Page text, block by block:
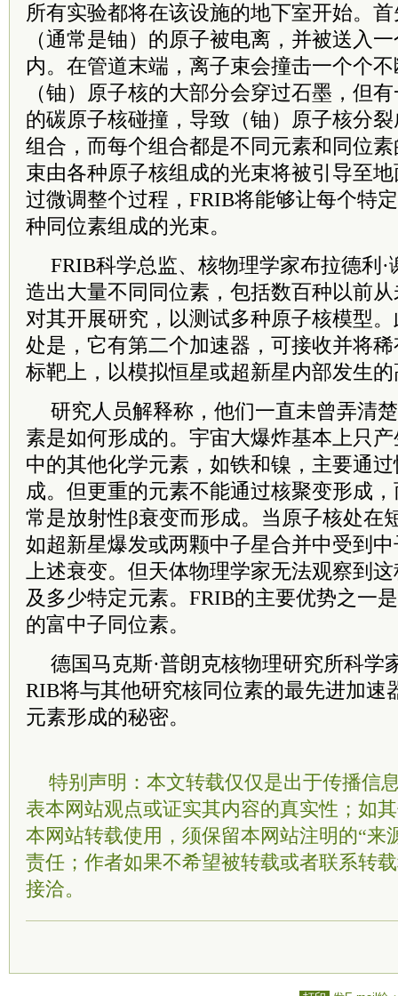
所有实验都将在该设施的地下室开始。
（通常是铀）的原子被电离，并被送入
内。在管道末端，离子束会撞击一个个
（铀）原子核的大部分会穿过石墨，但
的碳原子核碰撞，导致（铀）原子核分
组合，而每个组合都是不同元素和同位
束由各种原子核组成的光束将被引导至
过微调整个过程，FRIB将能够让每个特
种同位素组成的光束。
FRIB科学总监、核物理学家布拉德利
造出大量不同同位素，包括数百种以前
对其开展研究，以测试多种原子核模型
处是，它有第二个加速器，可接收并将
标靶上，以模拟恒星或超新星内部发生
研究人员解释称，他们一直未曾弄清
素是如何形成的。宇宙大爆炸基本上只
中的其他化学元素，如铁和镍，主要通
成。但更重的元素不能通过核聚变形成
常是放射性β衰变而形成。当原子核处在
如超新星爆发或两颗中子星合并中受到
上述衰变。但天体物理学家无法观察到
及多少特定元素。FRIB的主要优势之一
的富中子同位素。
德国马克斯·普朗克核物理研究所科学
RIB将与其他研究核同位素的最先进加速
元素形成的秘密。
特别声明：本文转载仅仅是出于传播信
表本网站观点或证实其内容的真实性；如
本网站转载使用，须保留本网站注明的“来
责任；作者如果不希望被转载或者联系转
接洽。